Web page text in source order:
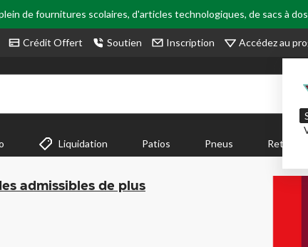
de fournitures scolaires, d'articles technologiques, de sacs à
Crédit Offert Soutien Inscription Accédez au
Liquidation Patios Pneus Retour
admissibles de plus